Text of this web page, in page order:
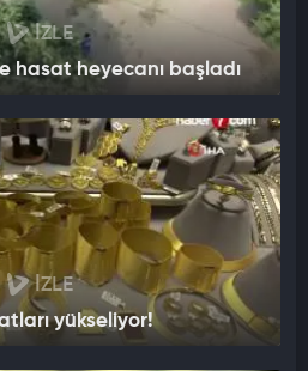
İZLE
hasat heyecanı başladı
İZLE
yükseliyor!